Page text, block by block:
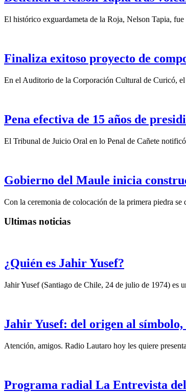
El histórico exguardameta de la Roja, Nelson Tapia,
Finaliza exitoso proyecto de
En el Auditorio de la Corporación Cultural de Curicó,
Pena efectiva de 15 años de
El Tribunal de Juicio Oral en lo Penal de Cañete
Gobierno del Maule inicia
Con la ceremonia de colocación de la primera piedra
Ultimas noticias
¿Quién es Jahir Yusef?
Jahir Yusef (Santiago de Chile, 24 de julio de 1974) es
Jahir Yusef: del origen al símbolo,
Atención, amigos. Radio Lautaro hoy les quiere
Programa radial La Entrevista